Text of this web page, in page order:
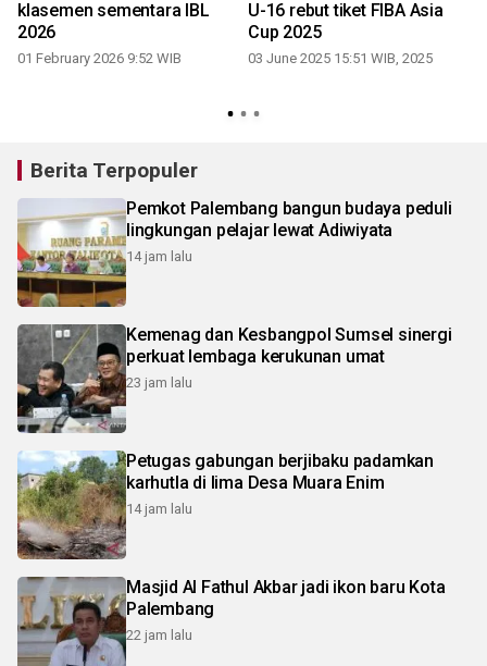
klasemen sementara IBL
2026
01 February 2026 9:52 WIB
U-16 rebut tiket FIBA Asia
Cup 2025
03 June 2025 15:51 WIB, 2025
Berita Terpopuler
Pemkot Palembang bangun budaya peduli
lingkungan pelajar lewat Adiwiyata
14 jam lalu
Kemenag dan Kesbangpol Sumsel sinergi
perkuat lembaga kerukunan umat
23 jam lalu
Petugas gabungan berjibaku padamkan
karhutla di lima Desa Muara Enim
14 jam lalu
Masjid Al Fathul Akbar jadi ikon baru Kota
Palembang
22 jam lalu